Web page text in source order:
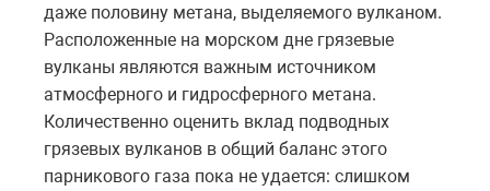
даже половину метана, выделяемого вулканом.
Расположенные на морском дне грязевые
вулканы являются важным источником
атмосферного и гидросферного метана.
Количественно оценить вклад подводных
грязевых вулканов в общий баланс этого
парникового газа пока не удается: слишком